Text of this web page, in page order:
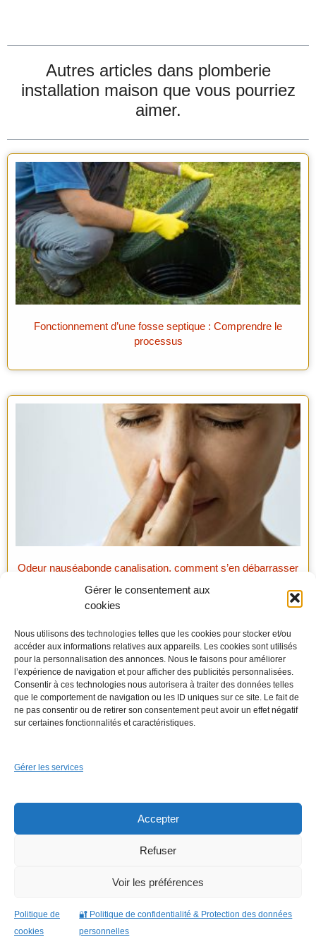
Gérer le consentement aux
cookies
Nous utilisons des technologies telles que les cookies pour stocker et/ou
accéder aux informations relatives aux appareils. Les cookies sont utilisés
pour la personnalisation des annonces. Nous le faisons pour améliorer
l’expérience de navigation et pour afficher des publicités personnalisées.
Consentir à ces technologies nous autorisera à traiter des données telles
que le comportement de navigation ou les ID uniques sur ce site. Le fait de
ne pas consentir ou de retirer son consentement peut avoir un effet négatif
sur certaines fonctionnalités et caractéristiques.
Gérer les services
Accepter
Refuser
Voir les préférences
Politique de
cookies
🔐 Politique de confidentialité & Protection des données
personnelles
Autres articles dans plomberie
installation maison que vous pourriez
aimer.
Fonctionnement d’une fosse septique : Comprendre le
processus
Odeur nauséabonde canalisation, comment s’en débarrasser